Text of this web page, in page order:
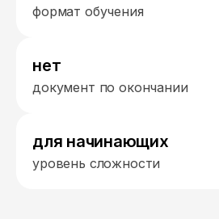
формат обучения
нет
документ по окончании
для начинающих
уровень сложности